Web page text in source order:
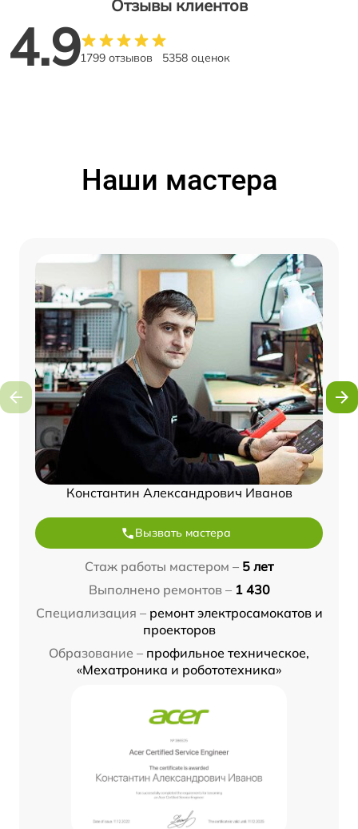
Отзывы клиентов
4.91799 отзывов 5358 оценок
Наши мастера
Константин Александрович Иванов
Вызвать мастера
Стаж работы мастером – 5 лет
Выполнено ремонтов – 1 430
Специализация – ремонт электросамокатов и
проекторов
Образование – профильное техническое,
«Мехатроника и робототехника»